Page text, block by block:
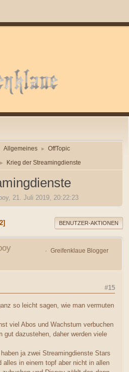
Allgemeines ► OffTopic
► Krieg der Streamingdienste
21. Juli 2019, 20:22:23
2 BENUTZER-AKTIONEN
Greifenklaue Blogger
#15
so leicht sagen, wie man vermuten
viel Abos und Wachstum verbuchen
gut dazustehen, daher werden viele
ja zwei Streamingdienste Stars
alles in einem topf aber nicht in allen